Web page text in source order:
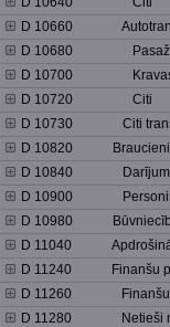
D 10660
D 10680
D 10700
D 10720 Citi
D 10730 Citi
D 10820 Braucieni
D 10840
D 10900
D 10980
D 11040
D 11240 Finanšu
D 11260 Finanšu
D 11280 Netieši